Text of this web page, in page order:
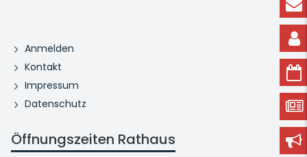
Anmelden
Kontakt
Impressum
Datenschutz
Öffnungszeiten Rathaus